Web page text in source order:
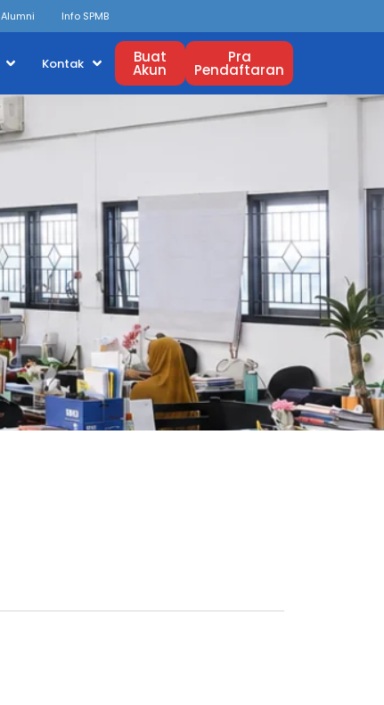
Alumni Info SPMB
Kontak Buat
Akun
Pra
Pendaftaran